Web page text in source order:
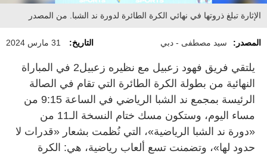
الإثارة تبلغ ذروتها في نهائي الكرة الطائرة لدورة ند الشبا. من المصدر
المصدر: سيد مصطفى - دبي التاريخ: 31 مارس 2024
يلتقي فريق فهود زعبيل مع نظيره زعبيل2 في المباراة
النهائية من بطولة الكرة الطائرة التي تقام في الصالة
الرئيسة بمجمع ند الشبا الرياضي في الساعة 9:15 من
مساء اليوم، وستكون مسك ختام النسخة الـ11 من
«دورة ند الشبا الرياضية»، التي نُظمت بشعار «قدرات لا
حدود لها»، وتضمنت تسع ألعاب رياضية، هي: الكرة